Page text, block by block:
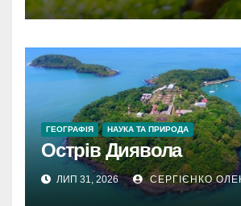
ГЕОГРАФІЯ НАУКА ТА ПРИРОДА
Острів Диявола
ЛИП 31, 2026 СЕРГІЄНКО